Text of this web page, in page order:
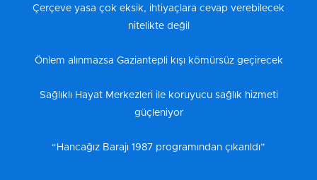
Çerçeve yasa çok eksik, ihtiyaçlara cevap verebilecek
nitelikte değil
Önlem alınmazsa Gaziantepli kışı kömürsüz geçirecek
Sağlıklı Hayat Merkezleri ile koruyucu sağlık hizmeti
güçleniyor
“Hancağız Barajı 1987 programından çıkarıldı”